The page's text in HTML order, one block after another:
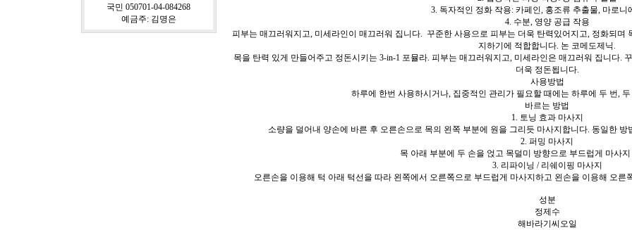
국민 050701-04-084268
예금주: 김명은
3. 독자적인 정화 작용: 카페인, 홍조류 추출물, 마로니
4. 수분, 영양 공급 작용
피부는 매끄러워지고, 미세라인이 매끄러워 집니다. 꾸준한 사용으로 피부는 더욱 탄력있어지고, 정화되며
지하기에 적합합니다. 논 코메도제닉.
목을 탄력 있게 만들어주고 정돈시키는 3-in-1 포뮬라. 피부는 매끄러워지고, 미세라인은 매끄러워 집니다.
더욱 정돈됩니다.
사용방법
하루에 한번 사용하시거나, 집중적인 관리가 필요할 때에는 하루에 두 번,
바르는 방법
1. 토닝 효과 마사지
소량을 덜어내 양손에 바른 후 오른손으로 목의 왼쪽 부분에 원을 그리듯 마사지합니다. 동일한
2. 퍼밍 마사지
목 아래 부분에 두 손을 얹고 목덜미 방향으로 부드럽게 마사
3. 리파이닝 / 리쉐이핑 마사지
오른손을 이용해 턱 아래 턱선을 따라 왼쪽에서 오른쪽으로 부드럽게 마사지하고 왼손을 이용해 오
성분
정제수
해바라기씨오일